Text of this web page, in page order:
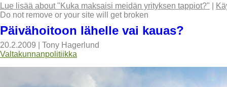
Lue lisää about "Kuka maksaisi meidän yrityksen tappiot?"
Do not remove or your site will get broken
Päivähoitoon lähelle vai kauas?
20.2.2009
Tony Hagerlund
Valtakunnanpolitiikka